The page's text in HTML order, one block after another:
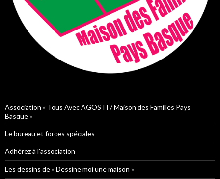
Association « Tous Avec AGOSTI / Maison des Familles Pays
Basque »
Le bureau et forces spéciales
Adhérez à l’association
Les dessins de « Dessine moi une maison »